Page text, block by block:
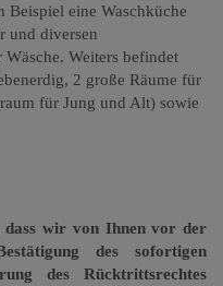
Beispiel eine Waschküche
und diversen
Weiters befindet
2 große Räume für
für Jung und Alt) sowie
dass wir von Ihnen vor der
des sofortigen
des Rücktrittsrechtes